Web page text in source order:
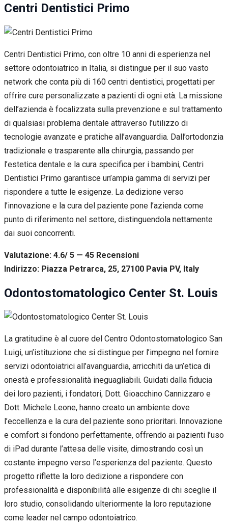
Centri Dentistici Primo
Centri Dentistici Primo, con oltre 10 anni di esperienza nel
settore odontoiatrico in Italia, si distingue per il suo vasto
network che conta più di 160 centri dentistici, progettati per
offrire cure personalizzate a pazienti di ogni età. La missione
dell’azienda è focalizzata sulla prevenzione e sul trattamento
di qualsiasi problema dentale attraverso l’utilizzo di
tecnologie avanzate e pratiche all’avanguardia. Dall’ortodonzia
tradizionale e trasparente alla chirurgia, passando per
l’estetica dentale e la cura specifica per i bambini, Centri
Dentistici Primo garantisce un’ampia gamma di servizi per
rispondere a tutte le esigenze. La dedizione verso
l’innovazione e la cura del paziente pone l’azienda come
punto di riferimento nel settore, distinguendola nettamente
dai suoi concorrenti.
Valutazione: 4.6/ 5 — 45 Recensioni
Indirizzo: Piazza Petrarca, 25, 27100 Pavia PV, Italy
Odontostomatologico Center St. Louis
La gratitudine è al cuore del Centro Odontostomatologico San
Luigi, un’istituzione che si distingue per l’impegno nel fornire
servizi odontoiatrici all’avanguardia, arricchiti da un’etica di
onestà e professionalità ineguagliabili. Guidati dalla fiducia
dei loro pazienti, i fondatori, Dott. Gioacchino Cannizzaro e
Dott. Michele Leone, hanno creato un ambiente dove
l’eccellenza e la cura del paziente sono prioritari. Innovazione
e comfort si fondono perfettamente, offrendo ai pazienti l’uso
di iPad durante l’attesa delle visite, dimostrando così un
costante impegno verso l’esperienza del paziente. Questo
progetto riflette la loro dedizione a rispondere con
professionalità e disponibilità alle esigenze di chi sceglie il
loro studio, consolidando ulteriormente la loro reputazione
come leader nel campo odontoiatrico.